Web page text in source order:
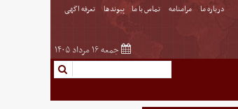
درباره ما مرامنامه تماس با ما پیوندها تعرفه اگهی
جمعه ۱۶ مرداد ۱۴۰۵